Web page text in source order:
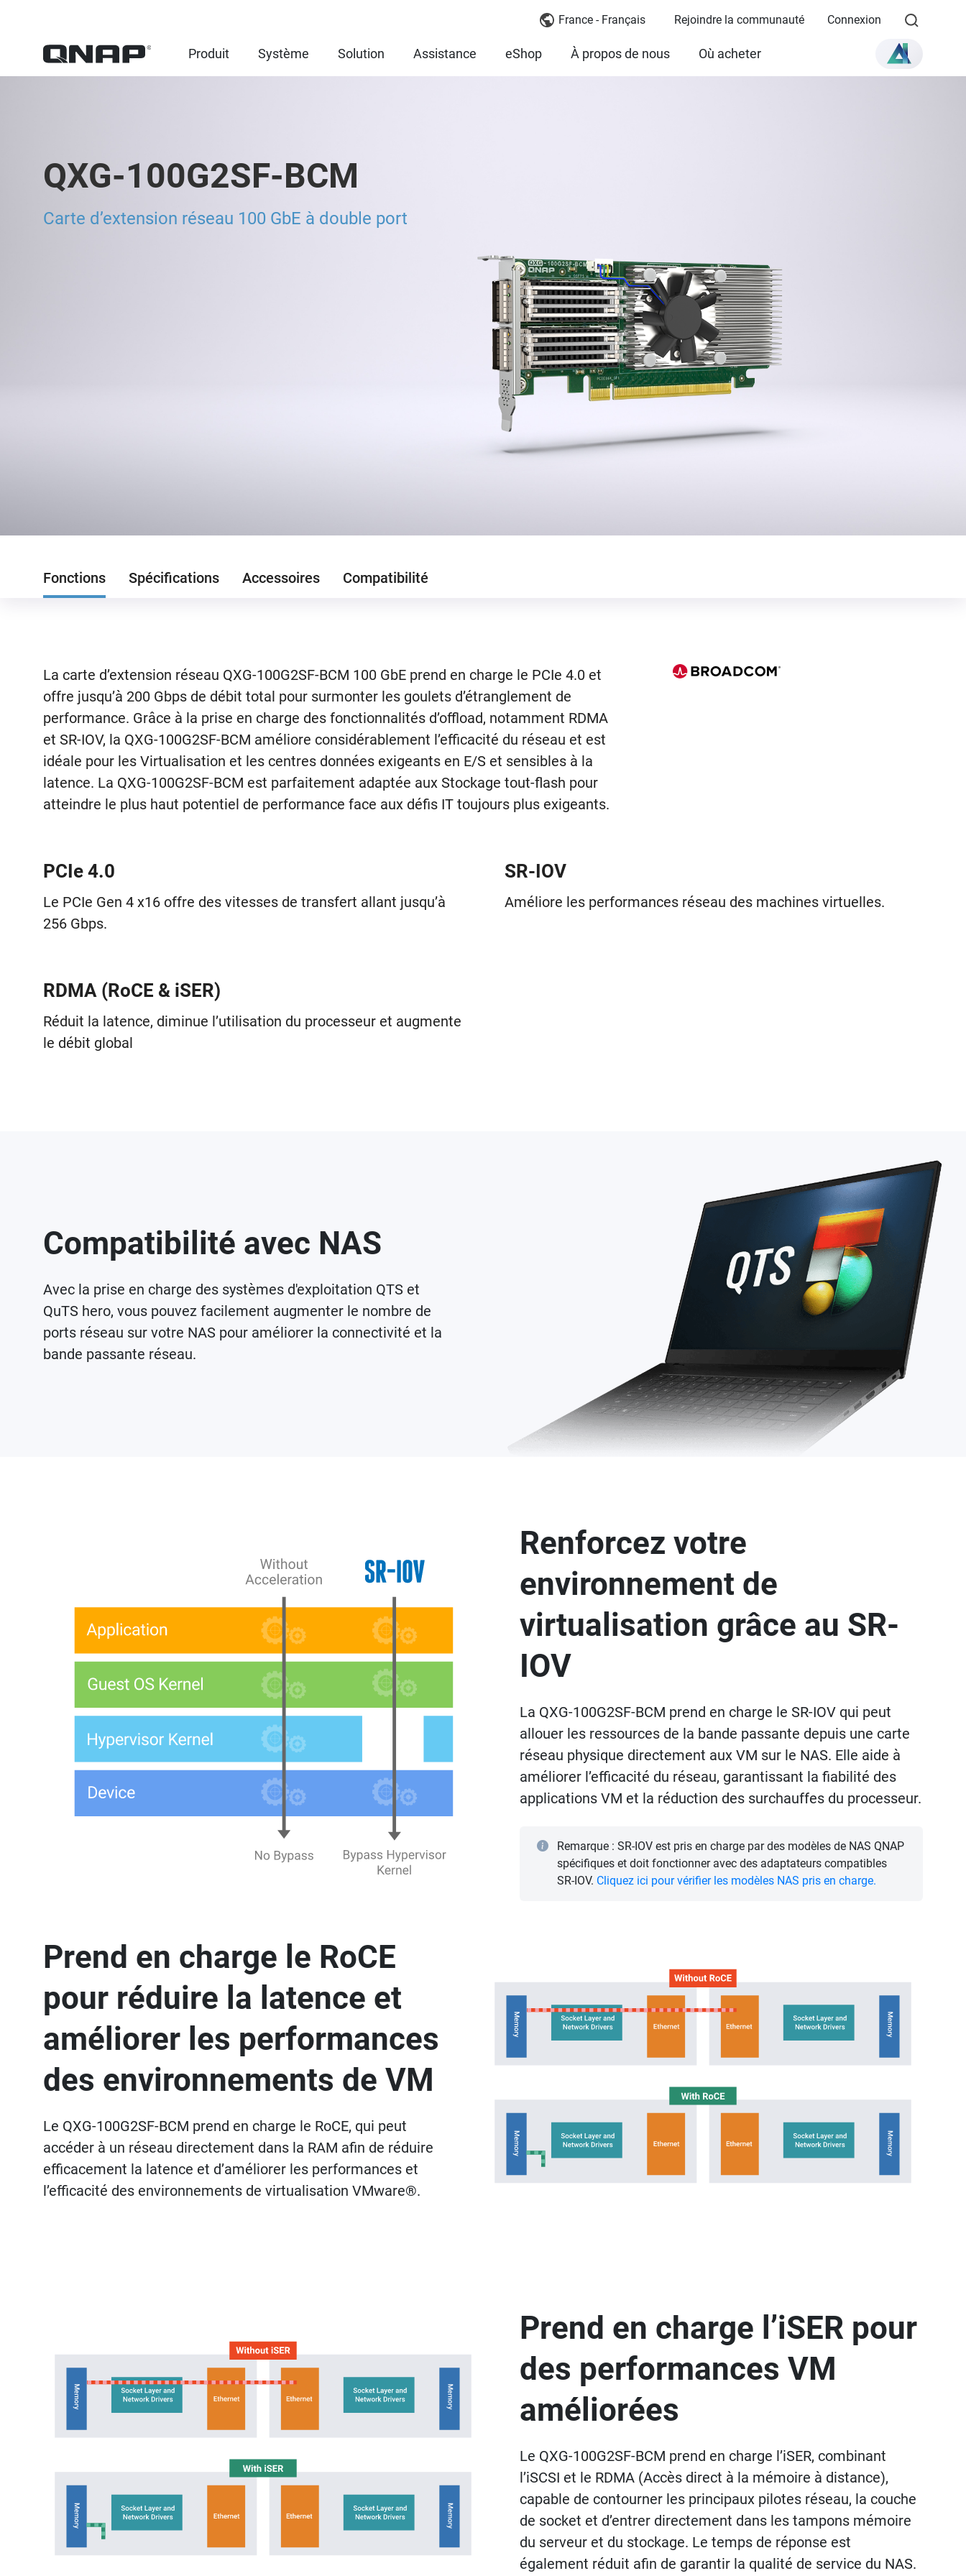
France - Français Rejoindre la communauté Connexion
Produit Système Solution Assistance eShop À propos de nous Où acheter
QXG-100G2SF-BCM
Carte d’extension réseau 100 GbE à double port
Fonctions Spécifications Accessoires Compatibilité
La carte d’extension réseau QXG-100G2SF-BCM 100 GbE prend en charge le PCIe 4.0 et
offre jusqu’à 200 Gbps de débit total pour surmonter les goulets d’étranglement de
performance. Grâce à la prise en charge des fonctionnalités d’offload, notamment RDMA
et SR-IOV, la QXG-100G2SF-BCM améliore considérablement l’efficacité du réseau et est
idéale pour les Virtualisation et les centres données exigeants en E/S et sensibles à la
latence. La QXG-100G2SF-BCM est parfaitement adaptée aux Stockage tout-flash pour
atteindre le plus haut potentiel de performance face aux défis IT toujours plus exigeants.
PCIe 4.0
Le PCIe Gen 4 x16 offre des vitesses de transfert allant jusqu’à
256 Gbps.
SR-IOV
Améliore les performances réseau des machines virtuelles.
RDMA (RoCE & iSER)
Réduit la latence, diminue l’utilisation du processeur et augmente
le débit global
Compatibilité avec NAS
Avec la prise en charge des systèmes d'exploitation QTS et
QuTS hero, vous pouvez facilement augmenter le nombre de
ports réseau sur votre NAS pour améliorer la connectivité et la
bande passante réseau.
Renforcez votre
environnement de
virtualisation grâce au SR-
IOV
La QXG-100G2SF-BCM prend en charge le SR-IOV qui peut
allouer les ressources de la bande passante depuis une carte
réseau physique directement aux VM sur le NAS. Elle aide à
améliorer l’efficacité du réseau, garantissant la fiabilité des
applications VM et la réduction des surchauffes du processeur.
Remarque : SR-IOV est pris en charge par des modèles de NAS QNAP
spécifiques et doit fonctionner avec des adaptateurs compatibles
SR-IOV. Cliquez ici pour vérifier les modèles NAS pris en charge.
Prend en charge le RoCE
pour réduire la latence et
améliorer les performances
des environnements de VM
Le QXG-100G2SF-BCM prend en charge le RoCE, qui peut
accéder à un réseau directement dans la RAM afin de réduire
efficacement la latence et d’améliorer les performances et
l’efficacité des environnements de virtualisation VMware®.
Prend en charge l’iSER pour
des performances VM
améliorées
Le QXG-100G2SF-BCM prend en charge l’iSER, combinant
l’iSCSI et le RDMA (Accès direct à la mémoire à distance),
capable de contourner les principaux pilotes réseau, la couche
de socket et d’entrer directement dans les tampons mémoire
du serveur et du stockage. Le temps de réponse est
également réduit afin de garantir la qualité de service du NAS.